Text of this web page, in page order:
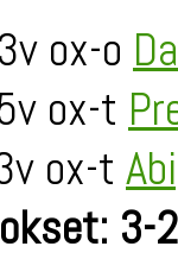
ox-o
ox-t
ox-t
3-